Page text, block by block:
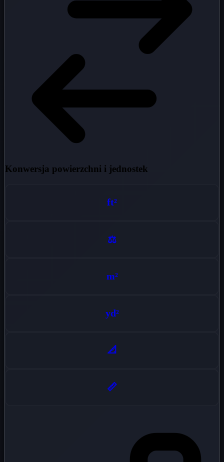
Konwersja powierzchni i jednostek
ft²
⚖️
m²
yd²
📐
📏